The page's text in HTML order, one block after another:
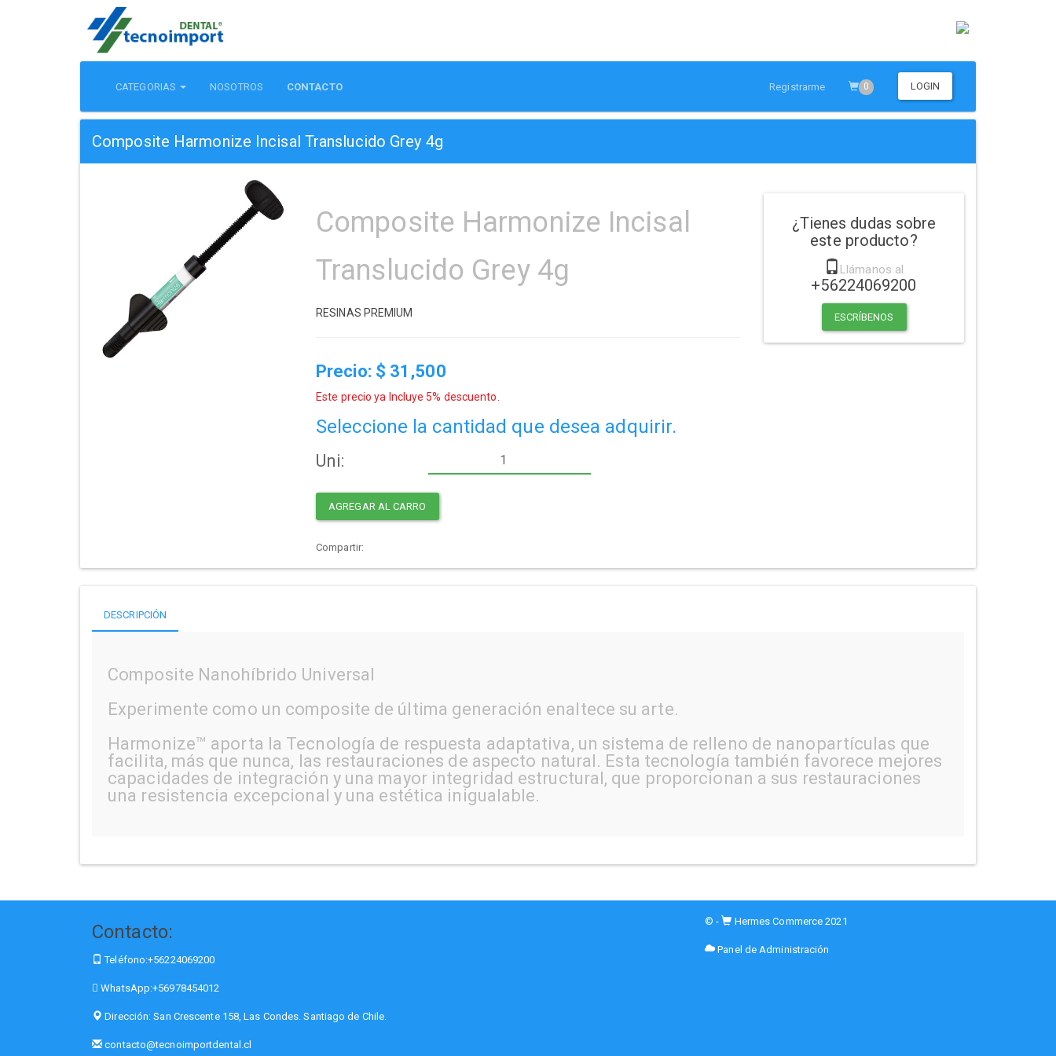
CATEGORIAS NOSOTROS CONTACTO LOGIN
Registrarme 0
Composite Harmonize Incisal Translucido Grey 4g
Composite Harmonize Incisal
Translucido Grey 4g
RESINAS PREMIUM
Precio: $ 31,500
Este precio ya Incluye 5% descuento.
Seleccione la cantidad que desea adquirir.
Uni:
AGREGAR AL CARRO
Compartir:
¿Tienes dudas sobre
este producto?
Llámanos al
+56224069200
ESCRÍBENOS
DESCRIPCIÓN
Composite Nanohíbrido Universal
Experimente como un composite de última generación enaltece su arte.
Harmonize™ aporta la Tecnología de respuesta adaptativa, un sistema de relleno de nanopartículas que
facilita, más que nunca, las restauraciones de aspecto natural. Esta tecnología también favorece mejores
capacidades de integración y una mayor integridad estructural, que proporcionan a sus restauraciones
una resistencia excepcional y una estética inigualable.
Contacto:
Teléfono:+56224069200
WhatsApp:+56978454012
Dirección:San Crescente 158, Las Condes. Santiago de Chile.
contacto@tecnoimportdental.cl
© - Hermes Commerce 2021
Panel de Administración